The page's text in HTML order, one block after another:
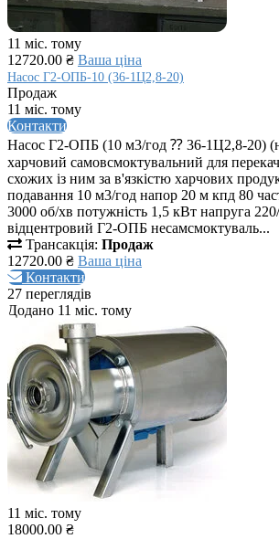
11 міс. тому
12720.00 ₴ Ваша ціна
Насос Г2-ОПБ-10 (36-1Ц2,8-20)
Продаж
11 міс. тому
Контакти
Насос Г2-ОПБ (10 м3/год ⁇ 36-1Ц2,8-20)
харчовий самовсмоктувальний для
схожих із ним за в'язкістю харчових
подавання 10 м3/год напор 20 м кпд 80
3000 об/хв потужність 1,5 кВт напруга
відцентровий Г2-ОПБ несамсмоктуваль...
Трансакція: Продаж
12720.00 ₴ Ваша ціна
Контакти
27 переглядів
Додано 11 міс. тому
11 міс. тому
18000.00 ₴